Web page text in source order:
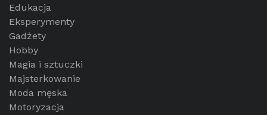
Edukacja
Eksperymenty
Gadżety
Hobby
Magia i sztuczki
Majsterkowanie
Moda męska
Motoryzacja